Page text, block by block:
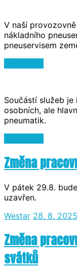
V naší
nákladního
pneuservisem
Součástí služeb
osobních, ale
pneumatik.
Změna
V pátek 29.8.
uzavřen.
Westar 28. 8. 2025
Změna
svátků